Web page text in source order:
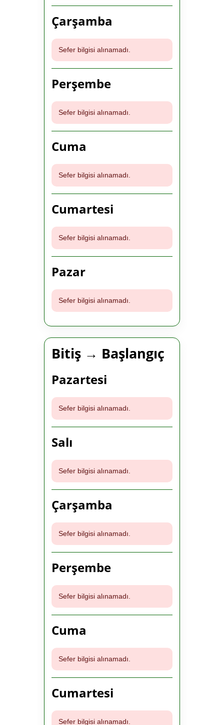
Çarşamba
Sefer bilgisi alınamadı.
Perşembe
Sefer bilgisi alınamadı.
Cuma
Sefer bilgisi alınamadı.
Cumartesi
Sefer bilgisi alınamadı.
Pazar
Sefer bilgisi alınamadı.
Bitiş → Başlangıç
Pazartesi
Sefer bilgisi alınamadı.
Salı
Sefer bilgisi alınamadı.
Çarşamba
Sefer bilgisi alınamadı.
Perşembe
Sefer bilgisi alınamadı.
Cuma
Sefer bilgisi alınamadı.
Cumartesi
Sefer bilgisi alınamadı.